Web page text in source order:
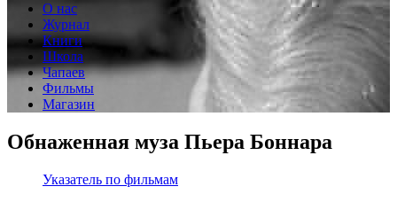
О нас
Журнал
Книги
Школа
Чапаев
Фильмы
Магазин
Обнаженная муза Пьера Боннара
Указатель по фильмам